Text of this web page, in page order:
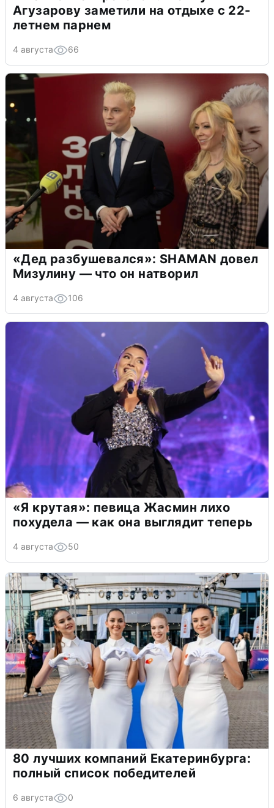
Агузарову заметили на отдыхе с 22-
летнем парнем
4 августа 66
«Дед разбушевался»: SHAMAN довел
Мизулину — что он натворил
4 августа 106
«Я крутая»: певица Жасмин лихо
похудела — как она выглядит теперь
4 августа 50
80 лучших компаний Екатеринбурга:
полный список победителей
6 августа 0